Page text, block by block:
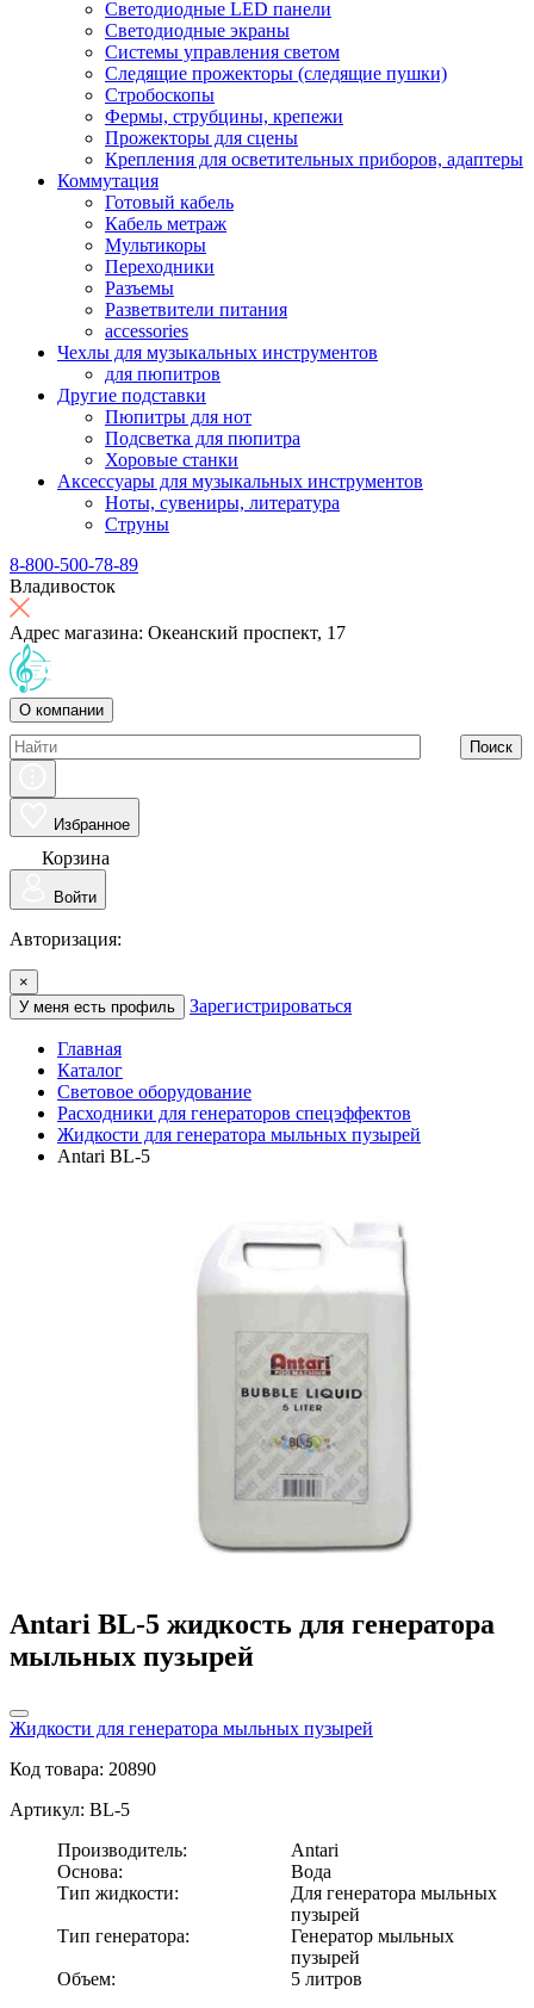
Светодиодные LED панели
Светодиодные экраны
Системы управления светом
Следящие прожекторы (следящие пушки)
Стробоскопы
Фермы, струбцины, крепежи
Прожекторы для сцены
Крепления для осветительных приборов, адаптеры
Коммутация
Готовый кабель
Кабель метраж
Мультикоры
Переходники
Разъемы
Разветвители питания
accessories
Чехлы для музыкальных инструментов
для пюпитров
Другие подставки
Пюпитры для нот
Подсветка для пюпитра
Хоровые станки
Аксессуары для музыкальных инструментов
Ноты, сувениры, литература
Струны
8-800-500-78-89
Владивосток
Адрес магазина: Океанский проспект, 17
О компании
Поиск
Избранное
Корзина
Войти
Авторизация:
×
У меня есть профиль
Зарегистрироваться
Главная
Каталог
Световое оборудование
Расходники для генераторов спецэффектов
Жидкости для генератора мыльных пузырей
Antari BL-5
Antari BL-5 жидкость для генератора
мыльных пузырей
Жидкости для генератора мыльных пузырей
Код товара: 20890
Артикул: BL-5
Производитель:
Antari
Основа:
Вода
Тип жидкости:
Для генератора мыльных
пузырей
Тип генератора:
Генератор мыльных
пузырей
Объем:
5 литров